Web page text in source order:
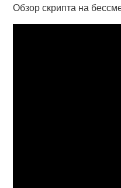
Обзор скрипта на